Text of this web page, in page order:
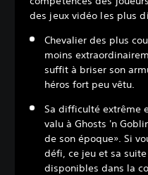
des jeux vidéo les plus
Chevalier des plus
moins
suffit à briser son
héros fort peu vêtu.
Sa difficulté extrême
valu à Ghosts 'n
de son époque». Si
défi, ce jeu et sa
disponibles dans la